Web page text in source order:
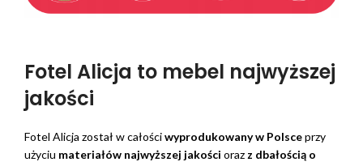
Fotel Alicja to mebel najwyższej
jakości
Fotel Alicja został w całościwyprodukowany w Polsceprzy
użyciu materiałów najwyższej jakości oraz z dbałością o